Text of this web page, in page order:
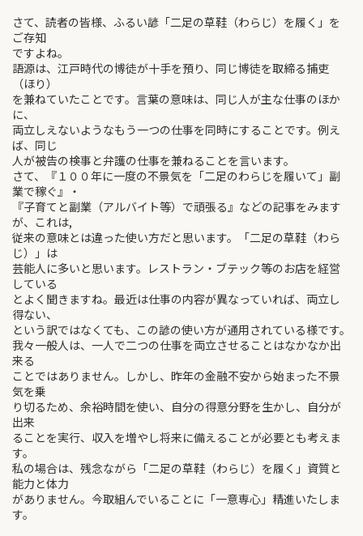
さて、読者の皆様、ふるい諺「二足の草鞋（わらじ）を履く」を
ご存知
ですよね。
語源は、江戸時代の博徒が十手を預り、同じ博徒を取締る捕吏
（ほり）
を兼ねていたことです。言葉の意味は、同じ人が主な仕事のほか
に、
両立しえないようなもう一つの仕事を同時にすることです。例え
ば、同じ
人が被告の検事と弁護の仕事を兼ねることを言います。
さて、『１００年に一度の不景気を「二足のわらじを履いて」副
業で稼ぐ』・
『子育てと副業（アルバイト等）で頑張る』などの記事をみます
が、これは,
従来の意味とは違った使い方だと思います。「二足の草鞋（わら
じ）」は
芸能人に多いと思います。レストラン・ブテック等のお店を経営
している
とよく聞きますね。最近は仕事の内容が異なっていれば、両立し
得ない、
という訳ではなくても、この諺の使い方が通用されている様です。
我々一般人は、一人で二つの仕事を両立させることはなかなか出
来る
ことではありません。しかし、昨年の金融不安から始まった不景
気を乗
り切るため、余裕時間を使い、自分の得意分野を生かし、自分が
出来
ることを実行、収入を増やし将来に備えることが必要とも考えま
す。
私の場合は、残念ながら「二足の草鞋（わらじ）を履く」資質と
能力と体力
がありません。今取組んでいることに「一意専心」精進いたしま
す。